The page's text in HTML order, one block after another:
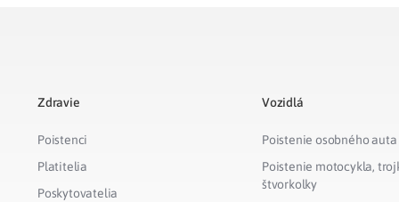
Zdravie
Poistenci
Platitelia
Poskytovatelia
Vozidlá
Poistenie osobného auta
Poistenie motocykla,
štvorkolky